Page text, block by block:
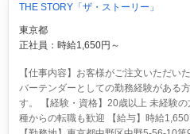
THE STORY「ザ・ストーリー」
東京都
正社員：時給1,650円～
【仕事内容】お客様がご注文いただい
バーテンダーとしての勤務経験がある
す。 【経験・資格】20歳以上 未経験
種からの転職も歓迎 【給与】時給